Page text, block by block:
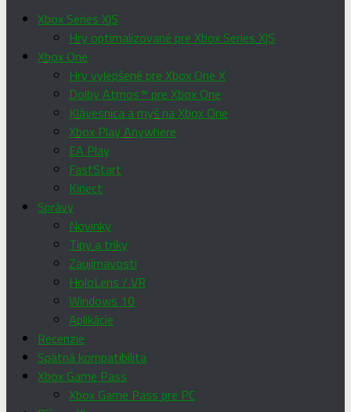
Xbox Series X|S
Hry optimalizované pre Xbox Series X|S
Xbox One
Hry vylepšené pre Xbox One X
Dolby Atmos™ pre Xbox One
Klávesnica a myš na Xbox One
Xbox Play Anywhere
EA Play
FastStart
Kinect
Správy
Novinky
Tipy a triky
Zaujímavosti
HoloLens / VR
Windows 10
Aplikácie
Recenzie
Spätná kompatibilita
Xbox Game Pass
Xbox Game Pass pre PC